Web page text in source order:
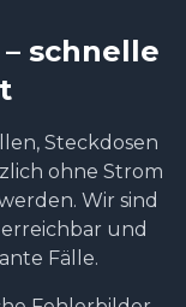
schnelle
Steckdosen
ohne Strom
Wir sind
und
Fälle.